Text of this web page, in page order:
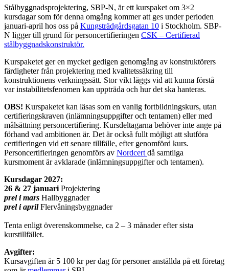
Stålbyggnadsprojektering, SBP-N, är ett kurspaket om 3×2
kursdagar som för denna omgång kommer att ges under perioden
januari-april hos oss på Kungsträdgårdsgatan 10 i Stockholm. SBP-
N ligger till grund för personcertifieringen CSK – Certifierad
stålbyggnadskonstruktör.
Kurspaketet ger en mycket gedigen genomgång av konstruktörers
färdigheter från projektering med kvalitetssäkring till
konstruktionens verkningssätt. Stor vikt läggs vid att kunna förstå
var instabilitetsfenomen kan uppträda och hur det ska hanteras.
OBS! Kurspaketet kan läsas som en vanlig fortbildningskurs, utan
certifieringskraven (inlämningsuppgifter och tentamen) eller med
målsättning personcertifiering. Kursdeltagarna behöver inte ange på
förhand vad ambitionen är. Det är också fullt möjligt att slutföra
certifieringen vid ett senare tillfälle, efter genomförd kurs.
Personcertifieringen genomförs av Nordcertdå samtliga
kursmoment är avklarade (inlämningsuppgifter och tentamen).
Kursdagar 2027:
26 & 27 januariProjektering
prel i mars Hallbyggnader
prel i aprilFlervåningsbyggnader
Tenta enligt överenskommelse, ca 2 – 3 månader efter sista
kurstillfället.
Avgifter:
Kursavgiften är 5 100 kr per dag för personer anställda på ett företag